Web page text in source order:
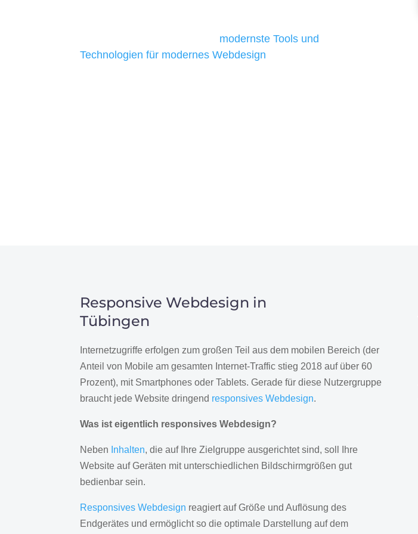
modernste Tools und
Technologien für modernes Webdesign
Responsive Webdesign in
Tübingen
Internetzugriffe erfolgen zum großen Teil aus dem mobilen Bereich (der
Anteil von Mobile am gesamten Internet-Traffic stieg 2018 auf über 60
Prozent), mit Smartphones oder Tablets. Gerade für diese Nutzergruppe
braucht jede Website dringend responsives Webdesign.
Was ist eigentlich responsives Webdesign?
Neben Inhalten, die auf Ihre Zielgruppe ausgerichtet sind, soll Ihre
Website auf Geräten mit unterschiedlichen Bildschirmgrößen gut
bedienbar sein.
Responsives Webdesign reagiert auf Größe und Auflösung des
Endgerätes und ermöglicht so die optimale Darstellung auf dem